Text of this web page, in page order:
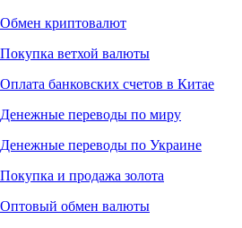
Обмен криптовалют
Покупка ветхой валюты
Оплата банковских счетов в Китае
Денежные переводы по миру
Денежные переводы по Украине
Покупка и продажа золота
Оптовый обмен валюты